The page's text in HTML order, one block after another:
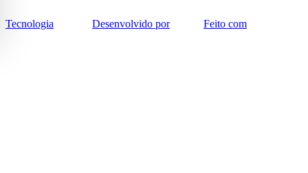
Tecnologia Desenvolvido por Feito com